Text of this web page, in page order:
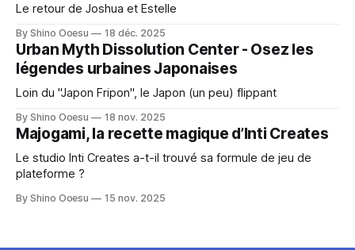
Le retour de Joshua et Estelle
By Shino Ooesu 18 déc. 2025
Urban Myth Dissolution Center - Osez les
légendes urbaines Japonaises
Loin du "Japon Fripon", le Japon (un peu) flippant
By Shino Ooesu 18 nov. 2025
Majogami, la recette magique d’Inti Creates
Le studio Inti Creates a-t-il trouvé sa formule de jeu de
plateforme ?
By Shino Ooesu 15 nov. 2025